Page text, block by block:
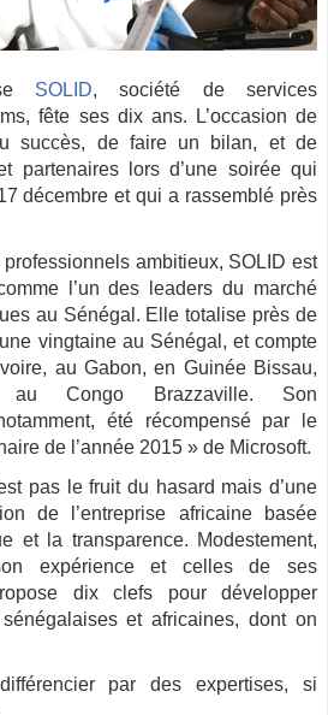
SOLID, société de services
fête ses dix ans. L’occasion de
succès, de faire un bilan, et de
partenaires lors d’une soirée qui
décembre et qui a rassemblé près
ambitieux, SOLID est
l’un des leaders du marché
au Sénégal. Elle totalise près de
vingtaine au Sénégal, et compte
au Gabon, en Guinée Bissau,
Congo Brazzaville. Son
été récompensé par le
de l’année 2015 » de Microsoft.
pas le fruit du hasard mais d’une
de l’entreprise africaine basée
et la transparence. Modestement,
expérience et celles de ses
dix clefs pour développer
et africaines, dont on
par des expertises, si